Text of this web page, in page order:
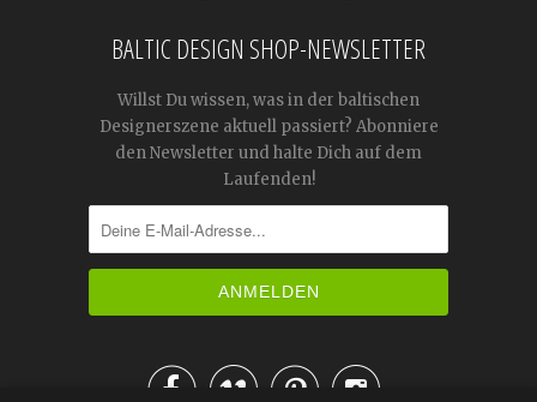
BALTIC DESIGN SHOP-NEWSLETTER
Willst Du wissen, was in der baltischen
Designerszene aktuell passiert? Abonniere
den Newsletter und halte Dich auf dem
Laufenden!